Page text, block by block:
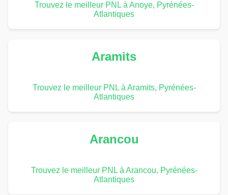
Trouvez le meilleur PNL à Anoye, Pyrénées-
Atlantiques
Aramits
Trouvez le meilleur PNL à Aramits, Pyrénées-
Atlantiques
Arancou
Trouvez le meilleur PNL à Arancou, Pyrénées-
Atlantiques